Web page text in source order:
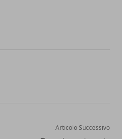
Articolo Successivo